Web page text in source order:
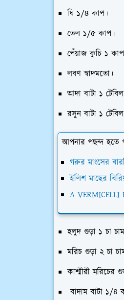
ঘি ১/৪ কাপ।
তেল ১/৫ কাপ।
পেঁয়াজ কুচি ১
লবণ স্বাদমতো।
আদা বাটা ১
রসুন বাটা ১
আপনার পছন্দ হতে
গরুর মাংসের
ইলিশ মাছের
A VERMICELLI
হলুদ গুড়া ১ চা
মরিচ গুড়া ২ চা
কাশ্মীরী মরিচের
বাদাম বাটা ১/৪